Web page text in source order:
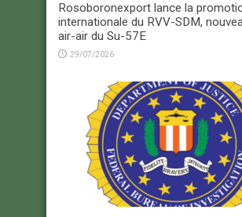
Rosoboronexport lance la
internationale du RVV-SDM,
air-air du Su-57E
29/07/2026